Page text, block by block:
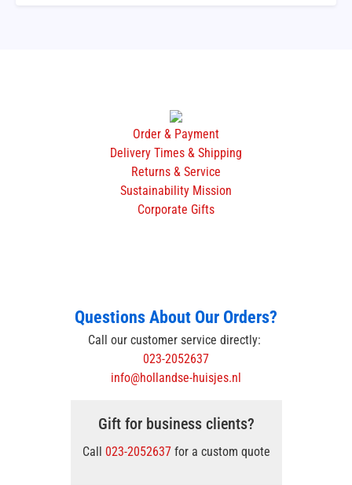
Order & Payment
Delivery Times & Shipping
Returns & Service
Sustainability Mission
Corporate Gifts
Questions About Our Orders?
Call our customer service directly:
023-2052637
info@hollandse-huisjes.nl
Gift for business clients?
Call 023-2052637for a custom quote